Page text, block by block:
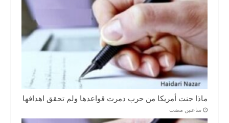
ماذا جنت أمريكا من حرب دمرت قواعدها ولم تحقق اهدافها
‏ساعتين مضت